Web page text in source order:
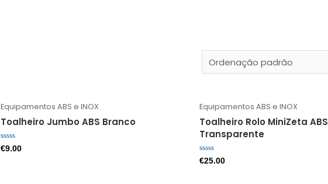
Equipamentos ABS e INOX
Toalheiro Jumbo ABS Branco
Avaliação
0
€9.00
Equipamentos ABS e INOX
Toalheiro Rolo MiniZeta ABS
Transparente
Avaliação
0
€25.00